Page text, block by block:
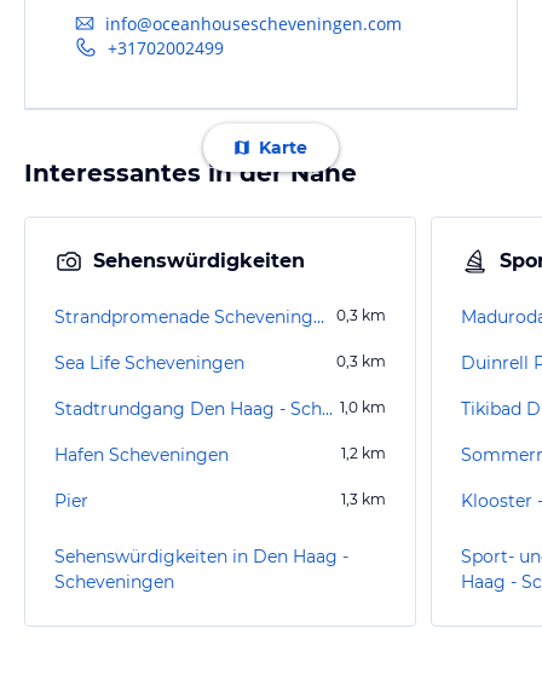
info@oceanhousescheveningen.com
+31702002499
Karte
Interessantes in der Nähe
Sehenswürdigkeiten
Strandpromenade Scheveningen 0,3 km
Sea Life Scheveningen 0,3 km
Stadtrundgang Den Haag - Scheveningen 1,0 km
Hafen Scheveningen 1,2 km
Pier 1,3 km
Sehenswürdigkeiten in Den Haag -
Scheveningen
Duinrell
Tikibad
Klooster
Sport-
Haag -